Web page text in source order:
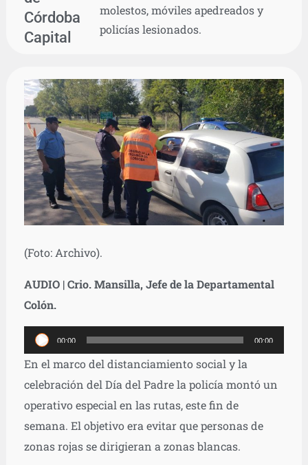
Córdoba
Capital
molestos, móviles apedreados y
policías lesionados.
(Foto: Archivo).
AUDIO | Crio. Mansilla, Jefe de la Departamental
Colón.
Reproductor
de
audio
00:00 00:00
En el marco del distanciamiento social y la
celebración del Día del Padre la policía montó un
operativo especial en las rutas, este fin de
semana. El objetivo era evitar que personas de
zonas rojas se dirigieran a zonas blancas.